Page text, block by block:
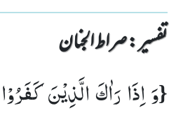
تفسیر : ‎صراط الجنان
{وَ اِذَا رَاٰكَ الَّذِیْنَ كَفَرُوْا